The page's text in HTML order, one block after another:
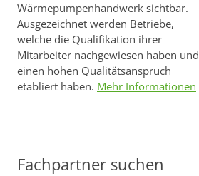
Wärmepumpenhandwerk sichtbar.
Ausgezeichnet werden Betriebe,
welche die Qualifikation ihrer
Mitarbeiter nachgewiesen haben und
einen hohen Qualitätsanspruch
etabliert haben. Mehr Informationen
Fachpartner suchen